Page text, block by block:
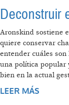
Deconstruir
Aronskind sostiene
quiere conservar
entender cuáles
una política popular
bien en la actual
LEER MÁS